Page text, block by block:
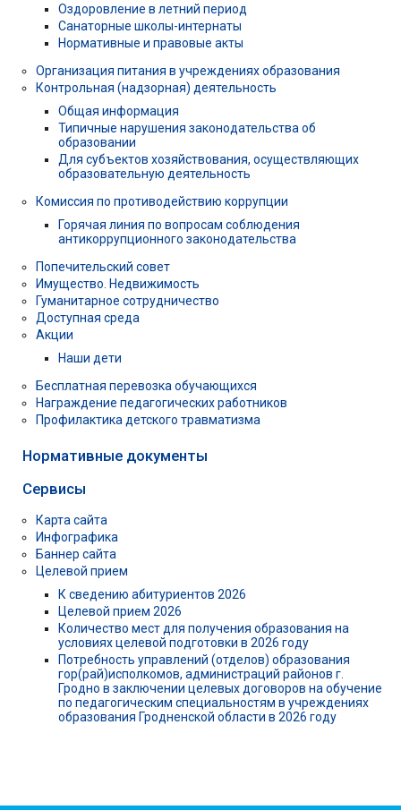
Оздоровление в летний период
Санаторные школы-интернаты
Нормативные и правовые акты
Организация питания в учреждениях образования
Контрольная (надзорная) деятельность
Общая информация
Типичные нарушения законодательства об
образовании
Для субъектов хозяйствования, осуществляющих
образовательную деятельность
Комиссия по противодействию коррупции
Горячая линия по вопросам соблюдения
антикоррупционного законодательства
Попечительский совет
Имущество. Недвижимость
Гуманитарное сотрудничество
Доступная среда
Акции
Наши дети
Бесплатная перевозка обучающихся
Награждение педагогических работников
Профилактика детского травматизма
Нормативные документы
Сервисы
Карта сайта
Инфографика
Баннер сайта
Целевой прием
К сведению абитуриентов 2026
Целевой прием 2026
Количество мест для получения образования на
условиях целевой подготовки в 2026 году
Потребность управлений (отделов) образования
гор(рай)исполкомов, администраций районов г.
Гродно в заключении целевых договоров на обучение
по педагогическим специальностям в учреждениях
образования Гродненской области в 2026 году